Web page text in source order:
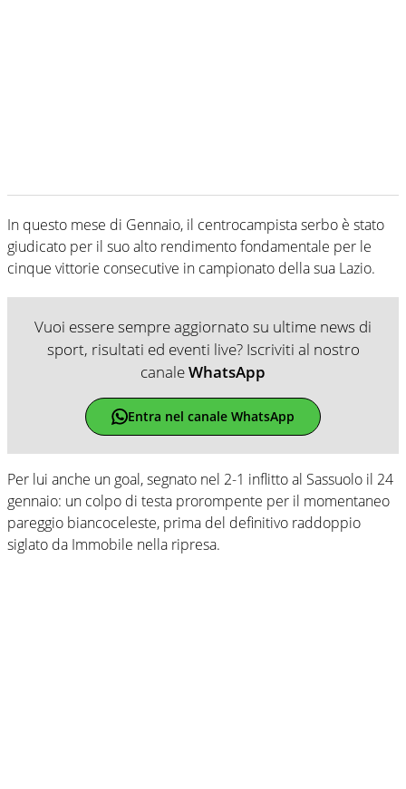
In questo mese di Gennaio, il centrocampista serbo è stato
giudicato per il suo alto rendimento fondamentale per le
cinque vittorie consecutive in campionato della sua Lazio.
Vuoi essere sempre aggiornato su ultime news di
sport, risultati ed eventi live? Iscriviti al nostro
canaleWhatsApp
Entra nel canale WhatsApp
Per lui anche un goal, segnato nel 2-1 inflitto al Sassuolo il 24
gennaio: un colpo di testa prorompente per il momentaneo
pareggio biancoceleste, prima del definitivo raddoppio
siglato da Immobile nella ripresa.